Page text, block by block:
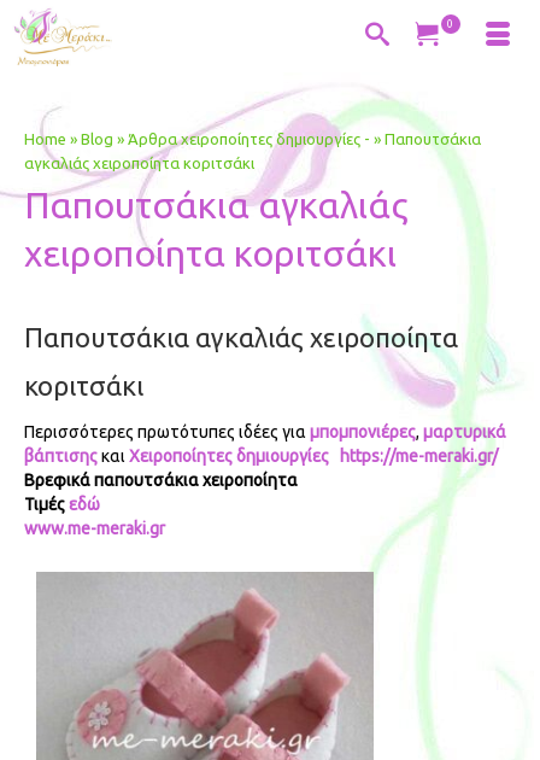
0
Home » Blog » Άρθρα χειροποίητες δημιουργίες - » Παπουτσάκια
αγκαλιάς χειροποίητα κοριτσάκι
Παπουτσάκια αγκαλιάς
χειροποίητα κοριτσάκι
Παπουτσάκια αγκαλιάς χειροποίητα
κοριτσάκι
Περισσότερες πρωτότυπες ιδέες για μπομπονιέρες, μαρτυρικά
βάπτισηςκαι Χειροποίητες δημιουργίες
https://me-meraki.gr/
Βρεφικά παπουτσάκια χειροποίητα
Τιμέςεδώ
www.me-meraki.gr